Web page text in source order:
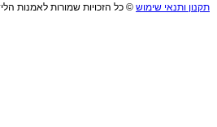
תקנון ותנאי שימוש © כל הזכויות שמורות לאמנות